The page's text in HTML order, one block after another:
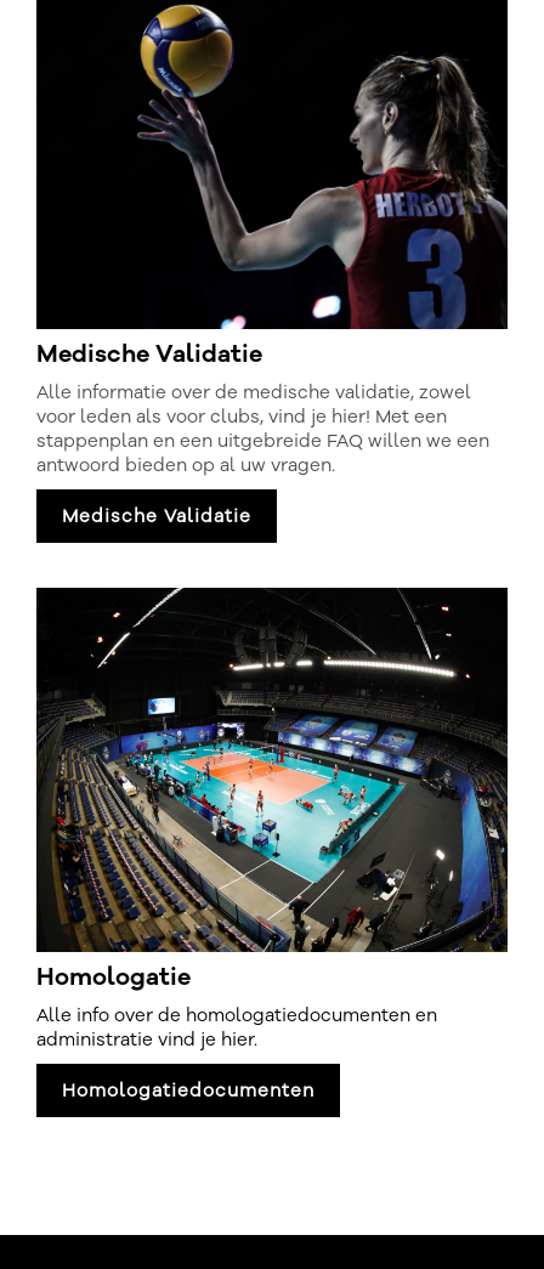
Medische Validatie
Alle informatie over de medische validatie, zowel
voor leden als voor clubs, vind je hier! Met een
stappenplan en een uitgebreide FAQ willen we een
antwoord bieden op al uw vragen.
Medische Validatie
Homologatie
Alle info over de homologatiedocumenten en
administratie vind je hier.
Homologatiedocumenten